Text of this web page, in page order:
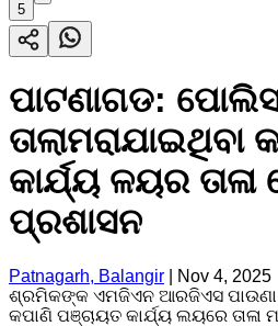
5
ପାଟଣାଗଡ:
ତାଲାମରାଯାଇଥିବା
କାର୍ଯ୍ୟ ଳୟର
ପ୍ରଶାସନ
Patnagarh, Balangir
Nov 4, 2025
ଶ୍ରମିକଙ୍କ ଏମଜିଏନ ଆରଜିଏସ ପାଉଣା
କପାଣି ପଞ୍ଚାୟତ କାର୍ଯ୍ୟ ଲୟରେ